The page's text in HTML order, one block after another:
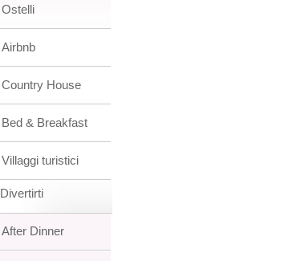
Ostelli
Airbnb
Country House
Bed & Breakfast
Villaggi turistici
Divertirti
After Dinner